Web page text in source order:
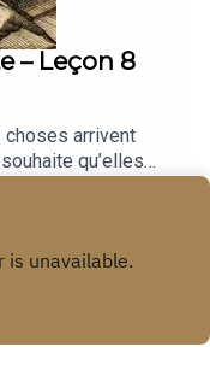
– Leçon 8
choses arrivent
qu’elles